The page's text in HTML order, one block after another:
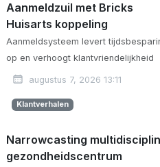
Aanmeldzuil met Bricks
Huisarts koppeling
Aanmeldsysteem levert
op en verhoogt klantvriendelijkheid
augustus 7, 2026 13:11
Klantverhalen
Narrowcasting
gezondheidscentrum